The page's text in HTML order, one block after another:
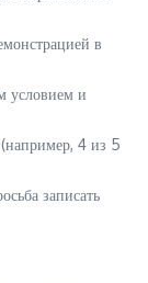
в
условием и
4 из 5
записать